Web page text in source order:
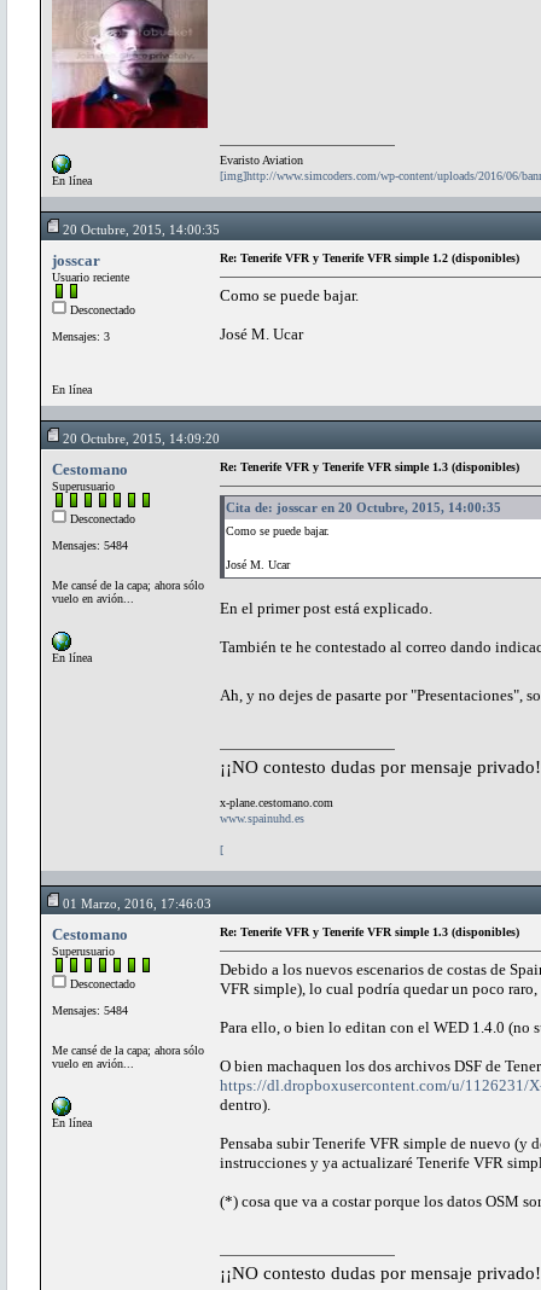
En línea
Evaristo Aviation
[img]http://www.simcoders.com/wp-content/uploads/2016/06/
20 Octubre, 2015, 14:00:35
josscar
Usuario reciente
Desconectado
Mensajes: 3
En línea
Re: Tenerife VFR y Tenerife VFR simple 1.2 (disponibles)
Como se puede bajar.
José M. Ucar
20 Octubre, 2015, 14:09:20
Cestomano
Superusuario
Desconectado
Mensajes: 5484
Me cansé de la capa; ahora sólo
vuelo en avión...
En línea
Re: Tenerife VFR y Tenerife VFR simple 1.3 (disponibles)
Cita de: josscar en 20 Octubre, 2015, 14:00:35
Como se puede bajar.
José M. Ucar
En el primer post está explicado.
También te he contestado al correo dando
Ah, y no dejes de pasarte por "Presentaciones",
¡¡NO contesto dudas por mensaje
x-plane.cestomano.com
www.spainuhd.es
[
01 Marzo, 2016, 17:46:03
Cestomano
Superusuario
Desconectado
Mensajes: 5484
Me cansé de la capa; ahora sólo
vuelo en avión...
En línea
Re: Tenerife VFR y Tenerife VFR simple 1.3 (disponibles)
Debido a los nuevos escenarios de costas de
VFR simple), lo cual podría quedar un poco
Para ello, o bien lo editan con el WED 1.4.0 (no
O bien machaquen los dos archivos DSF de
https://dl.dropboxusercontent.com/u/1126231/
dentro).
Pensaba subir Tenerife VFR simple de nuevo (y
instrucciones y ya actualizaré Tenerife VFR
(*) cosa que va a costar porque los datos OSM
¡¡NO contesto dudas por mensaje